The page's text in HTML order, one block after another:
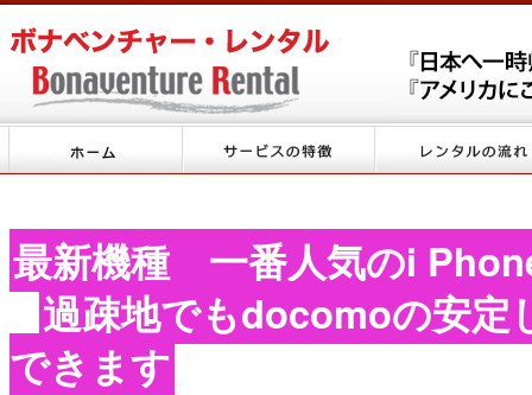
最新機種 一番人気のi
過疎地でもdocomoの安定
できます